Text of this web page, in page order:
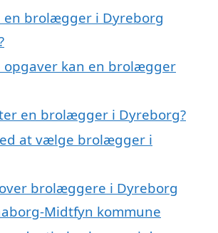
en brolægger i Dyreborg
opgaver kan en brolægger
en brolægger i Dyreborg?
at vælge brolægger i
brolæggere i Dyreborg
Midtfyn kommune